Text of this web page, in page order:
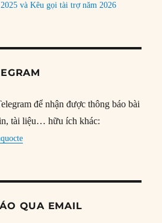
và Kêu gọi tài trợ năm 2026
để nhận được thông báo bài
tài liệu… hữu ích khác:
QUA EMAIL